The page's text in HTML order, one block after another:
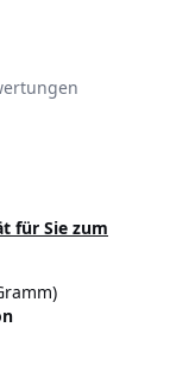
für Sie zum